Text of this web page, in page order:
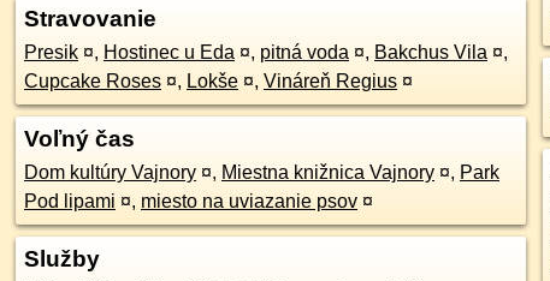
Stravovanie
Presik ¤, Hostinec u Eda ¤, pitná voda ¤, Bakchus Vila ¤,
Cupcake Roses ¤, Lokše ¤, Vináreň Regius ¤
Voľný čas
Dom kultúry Vajnory ¤, Miestna knižnica Vajnory ¤, Park
Pod lipami ¤, miesto na uviazanie psov ¤
Služby